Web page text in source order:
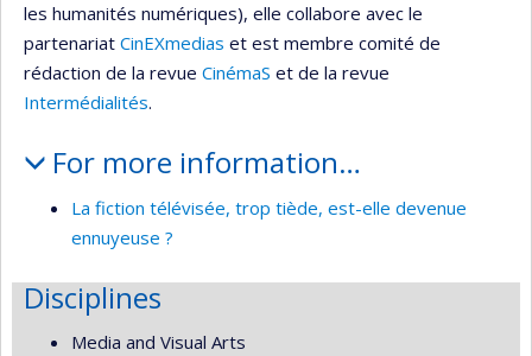
les humanités numériques), elle collabore avec le
partenariat CinEXmedias et est membre comité de
rédaction de la revue CinémaS et de la revue
Intermédialités.
For more information…
La fiction télévisée, trop tiède, est-elle devenue
ennuyeuse ?
Disciplines
Media and Visual Arts